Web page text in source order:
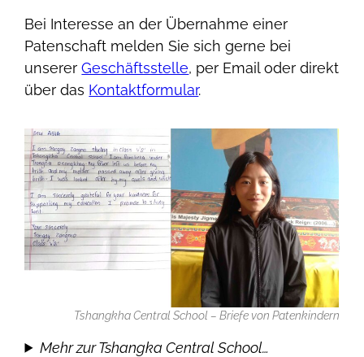
Bei Interesse an der Übernahme einer
Patenschaft melden Sie sich gerne bei
unsererGeschäftsstelle, per Email oder direkt
über das Kontaktformular.
Tshangkha Central School – Briefe von Patenkindern
Mehr zur Tshangka Central School…